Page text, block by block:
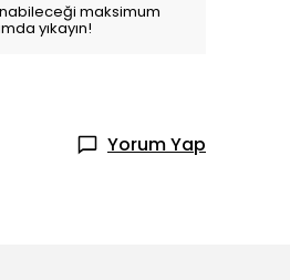
maksimum
yıkayın!
Yorum Yap